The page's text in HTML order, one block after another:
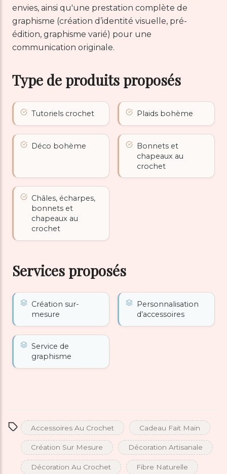
envies, ainsi qu'une prestation complète de
graphisme (création d’identité visuelle, pré-
édition, graphisme varié) pour une
communication originale.
Type de produits proposés
Tutoriels crochet Plaids bohème
Déco bohème
Bonnets et
chapeaux au
crochet
Châles, écharpes,
bonnets et
chapeaux au
crochet
Services proposés
Création sur-
mesure
Personnalisation
d’accessoires
Service de
graphisme
Accessoires Au Crochet Cadeau Fait Main
Création Sur Mesure Décoration Artisanale
Décoration Au Crochet Fibre Naturelle